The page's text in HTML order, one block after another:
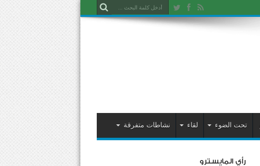
تحت الضوء لقاء نشاطات متفرقة
رأي المايسترو